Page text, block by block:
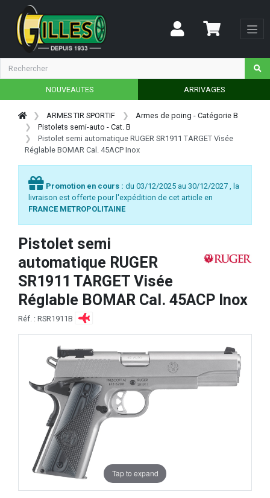
NOUVEAUTES ARRIVAGES
ARMES TIR SPORTIF
Armes de poing - Catégorie B
Pistolets semi-auto - Cat. B
Pistolet semi automatique RUGER SR1911 TARGET Visée
Réglable BOMAR Cal. 45ACP Inox
Promotion en cours : du 03/12/2025 au 30/12/2027 , la
livraison est offerte pour l'expédition de cet article en
FRANCE METROPOLITAINE
Pistolet semi
automatique RUGER
SR1911 TARGET Visée
Réglable BOMAR Cal. 45ACP Inox
Réf. : RSR1911B
Tap to expand